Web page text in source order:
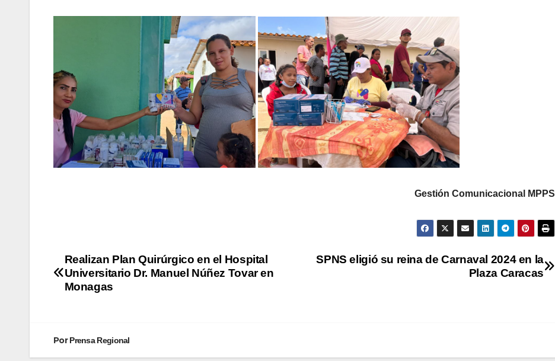
Gestión Comunicacional MPPS
SPNS eligió su reina de Carnaval 2024 en la
Plaza Caracas
Realizan Plan Quirúrgico en el Hospital
Universitario Dr. Manuel Núñez Tovar en
Monagas
PorPrensa Regional